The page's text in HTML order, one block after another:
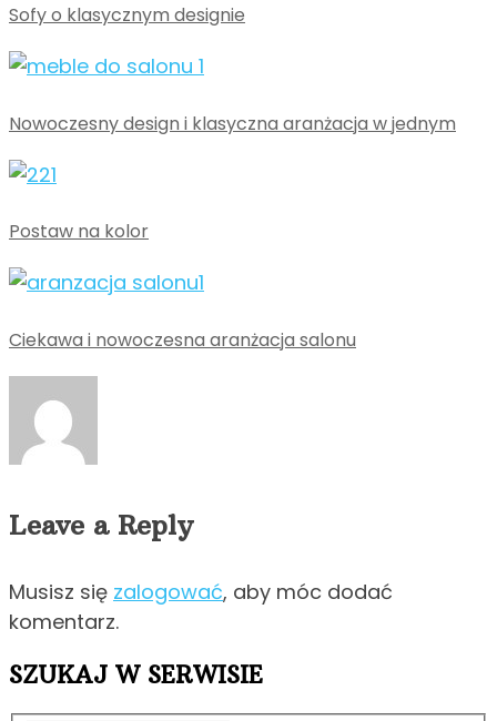
Sofy o klasycznym designie
Nowoczesny design i klasyczna aranżacja w jednym
Postaw na kolor
Ciekawa i nowoczesna aranżacja salonu
Leave a Reply
Musisz się zalogować, aby móc dodać
komentarz.
SZUKAJ W SERWISIE